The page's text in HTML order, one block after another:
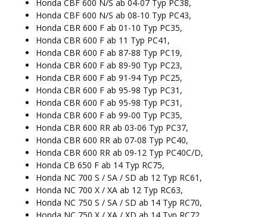
Honda CBF 600 N/S ab 04-07 Typ PC38,
Honda CBF 600 N/S ab 08-10 Typ PC43,
Honda CBR 600 F ab 01-10 Typ PC35,
Honda CBR 600 F ab 11 Typ PC41,
Honda CBR 600 F ab 87-88 Typ PC19,
Honda CBR 600 F ab 89-90 Typ PC23,
Honda CBR 600 F ab 91-94 Typ PC25,
Honda CBR 600 F ab 95-98 Typ PC31,
Honda CBR 600 F ab 95-98 Typ PC31,
Honda CBR 600 F ab 99-00 Typ PC35,
Honda CBR 600 RR ab 03-06 Typ PC37,
Honda CBR 600 RR ab 07-08 Typ PC40,
Honda CBR 600 RR ab 09-12 Typ PC40C/D,
Honda CB 650 F ab 14 Typ RC75,
Honda NC 700 S / SA / SD ab 12 Typ RC61,
Honda NC 700 X / XA ab 12 Typ RC63,
Honda NC 750 S / SA / SD ab 14 Typ RC70,